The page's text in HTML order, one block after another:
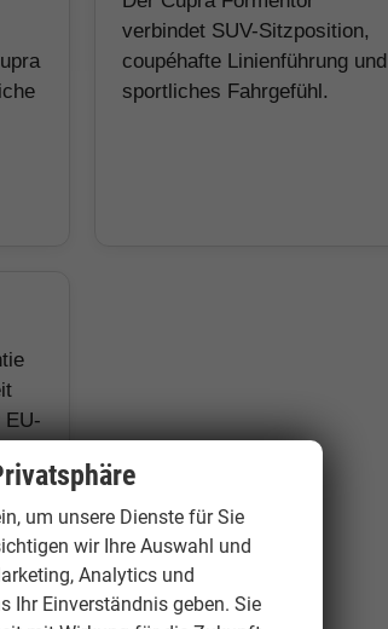
verbindet SUV-Sitzposition,
coupéhafte Linienführung und
sportliches Fahrgefühl.
EU-
um unsere Dienste für Sie
wir Ihre Auswahl und
Analytics und
Ihr Einverständnis geben. Sie